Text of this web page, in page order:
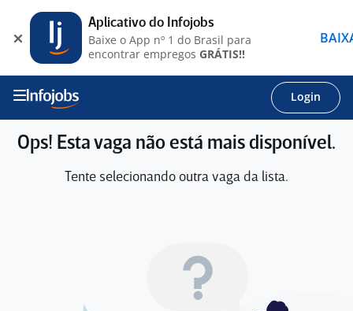
Login
Ops! Esta vaga não está mais disponível.
Tente selecionando outra vaga da lista.
Aplicativo do Infojobs
Baixe o App nº 1 do Brasil para
encontrar empregos GRÁTIS!!